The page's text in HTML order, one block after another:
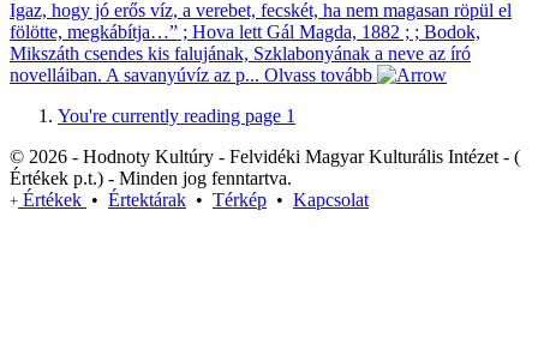
Igaz, hogy jó erős víz, a verebet, fecskét, ha nem magasan röpül el
fölötte, megkábítja…” ; Hova lett Gál Magda, 1882 ; ; Bodok,
Mikszáth csendes kis falujának, Szklabonyának a neve az író
novelláiban. A savanyúvíz az p... Olvass tovább
You're currently reading page 1
© 2026 - Hodnoty Kultúry - Felvidéki Magyar Kulturális Intézet - (
Értékek p.t.) - Minden jog fenntartva.
+ Értékek • Értektárak • Térkép • Kapcsolat